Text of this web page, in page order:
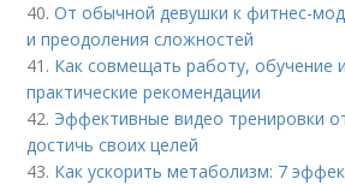
40.От обычной девушки к фитнес-
и преодоления сложностей
41. Как совмещать работу, обучение
практические рекомендации
42. Эффективные видео тренировки
достичь своих целей
43. Как ускорить метаболизм: 7